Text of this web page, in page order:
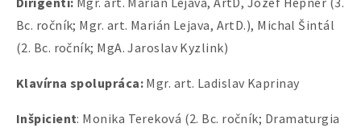
Bc. ročník; Mgr. art. Marián Lejava, ArtD.), Michal Šintál
(2. Bc. ročník; MgA. Jaroslav Kyzlink)
Klavírna spolupráca:Mgr. art. Ladislav Kaprinay
Inšpicient: Monika Tereková (2. Bc. ročník; Dramaturgia